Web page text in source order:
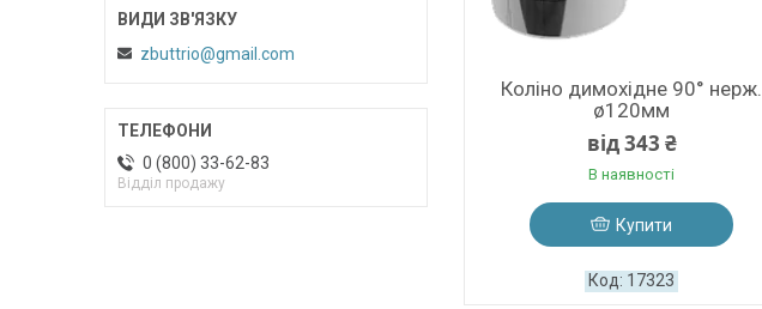
Коліно димохідне 90° нерж.
ø120мм
від 343 ₴
В наявності
Купити
17323
zbuttrio@gmail.com
0 (800) 33-62-83
Відділ продажу